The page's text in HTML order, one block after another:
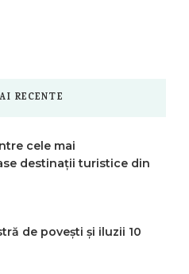
RECENTE
cele mai
destinații turistice din
de povești și iluzii 10